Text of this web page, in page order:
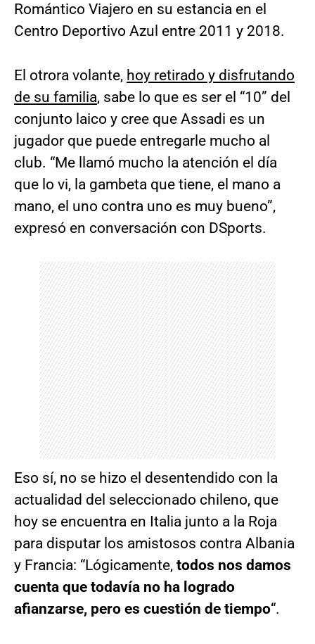
Romántico Viajero en su estancia en el
Centro Deportivo Azul entre 2011 y 2018.
El otrora volante, hoy retirado y disfrutando
de su familia, sabe lo que es ser el “10” del
conjunto laico y cree que Assadi es un
jugador que puede entregarle mucho al
club. “Me llamó mucho la atención el día
que lo vi, la gambeta que tiene, el mano a
mano, el uno contra uno es muy bueno”,
expresó en conversación con DSports.
Eso sí, no se hizo el desentendido con la
actualidad del seleccionado chileno, que
hoy se encuentra en Italia junto a la Roja
para disputar los amistosos contra Albania
y Francia: “Lógicamente, todos nos damos
cuenta que todavía no ha logrado
afianzarse, pero es cuestión de tiempo“.